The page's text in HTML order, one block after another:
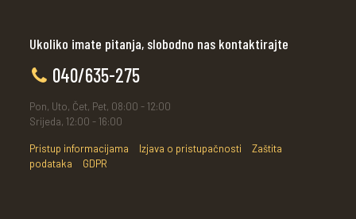
Ukoliko imate pitanja, slobodno nas kontaktirajte
040/635-275
Pon, Uto, Čet, Pet, 08:00 - 12:00
Srijeda, 12:00 - 16:00
Pristup informacijama Izjava o pristupačnosti
Zaštita
podataka
GDPR